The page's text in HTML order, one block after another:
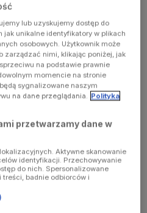
lub uzyskujemy dostęp do
unikalne identyfikatory w plikach
osobowych. Użytkownik może
zarządzać nimi, klikając poniżej, jak
na podstawie prawnie
momencie na stronie
sygnalizowane naszym
na dane przeglądania. Polityka
przetwarzamy dane w
Aktywne skanowanie
identyfikacji. Przechowywanie
do nich. Spersonalizowane
treści, badnie odbiorców i